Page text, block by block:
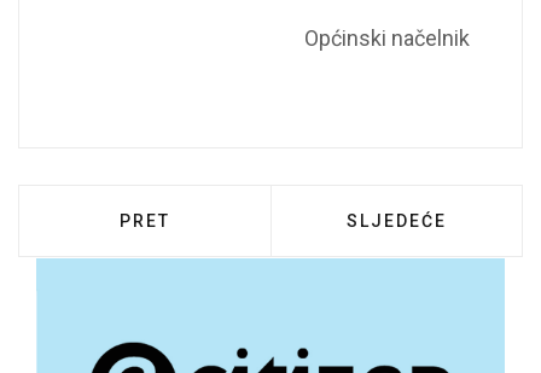
Općinski načelnik
PRETHODNI ČLANAK: PRIPADNICI EUFOR-
PRET SLJEDEĆI ČLANAK:
SLJEDEĆE